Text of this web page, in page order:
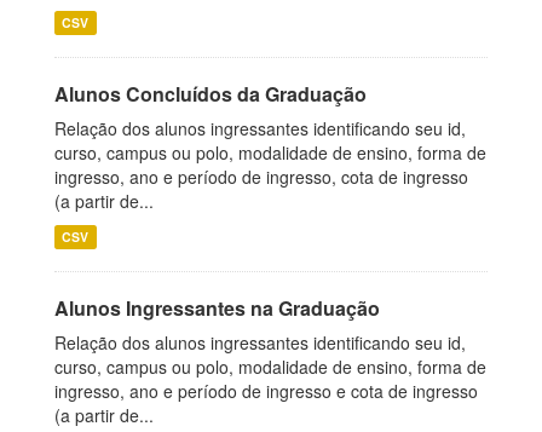
CSV
Alunos Concluídos da Graduação
Relação dos alunos ingressantes identificando seu id,
curso, campus ou polo, modalidade de ensino, forma de
ingresso, ano e período de ingresso, cota de ingresso
(a partir de...
CSV
Alunos Ingressantes na Graduação
Relação dos alunos ingressantes identificando seu id,
curso, campus ou polo, modalidade de ensino, forma de
ingresso, ano e período de ingresso e cota de ingresso
(a partir de...